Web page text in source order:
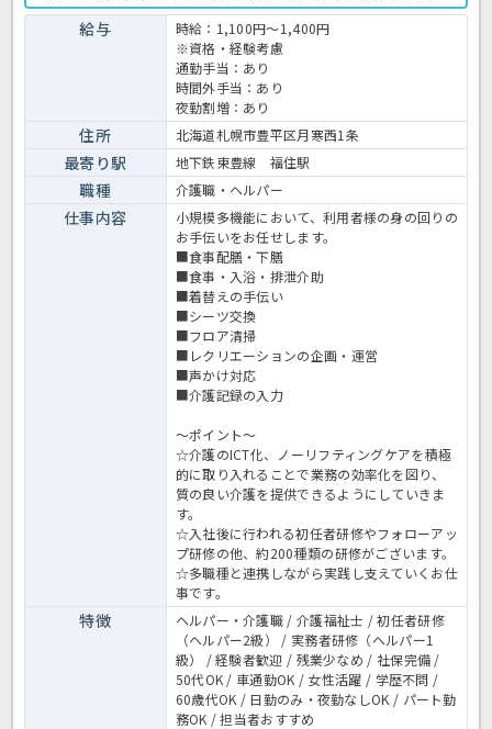
でも安心して勤務できます。業務内容も明確で、利用者様一人ひとり
と丁寧に関われるケアを大切にしています。また、派遣勤務の方もチ
ームの一員として尊重され、無理なシフト調整や急な業務の押し付け
がない点も魅力です。少しでもご興味ある方はお気軽にほっ介護まで
お問合せください！ 小規模多機能での介護業務全般です。 ＜介護
職 紹介予定派遣 小規模多機能の求人＞
給与
時給：1,100円～1,400円
※資格・経験考慮
通勤手当：あり
時間外手当：あり
夜勤割増：あり
住所 北海道札幌市豊平区月寒西1条
最寄り駅 地下鉄東豊線 福住駅
職種 介護職・ヘルパー
仕事内容
小規模多機能において、利用者様の身の回りの
お手伝いをお任せします。
■食事配膳・下膳
■食事・入浴・排泄介助
■着替えの手伝い
■シーツ交換
■フロア清掃
■レクリエーションの企画・運営
■声かけ対応
■介護記録の入力
～ポイント～
☆介護のICT化、ノーリフティングケアを積極
的に取り入れることで業務の効率化を図り、
質の良い介護を提供できるようにしていきま
す。
☆入社後に行われる初任者研修やフォローアッ
プ研修の他、約200種類の研修がございます。
☆多職種と連携しながら実践し支えていくお仕
事です。
特徴
ヘルパー・介護職 / 介護福祉士 / 初任者研修
（ヘルパー2級） / 実務者研修（ヘルパー1
級） / 経験者歓迎 / 残業少なめ / 社保完備 /
50代OK / 車通勤OK / 女性活躍 / 学歴不問 /
60歳代OK / 日勤のみ・夜勤なしOK / パート勤
務OK / 担当者おすすめ